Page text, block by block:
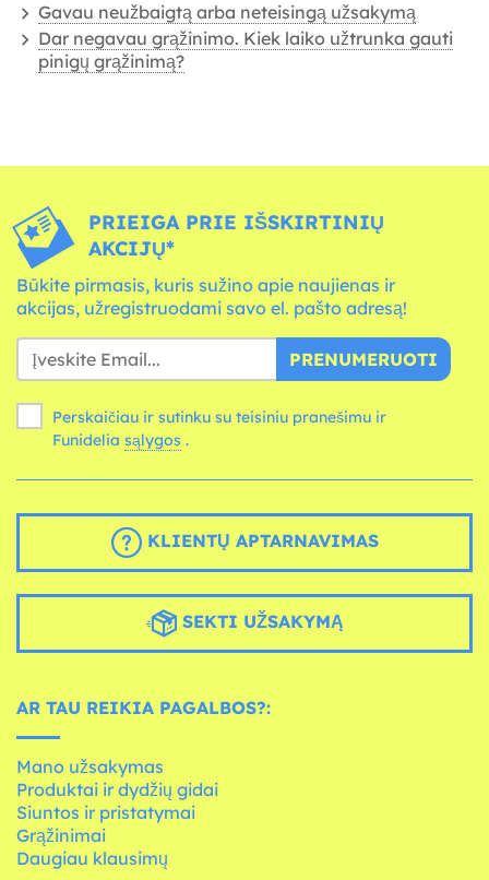
Gavau neužbaigtą arba neteisingą užsakymą
Dar negavau grąžinimo. Kiek laiko užtrunka gauti
pinigų grąžinimą?
PRIEIGA PRIE IŠSKIRTINIŲ
AKCIJŲ*
Būkite pirmasis, kuris sužino apie naujienas ir
akcijas, užregistruodami savo el. pašto adresą!
PRENUMERUOTI
Perskaičiau ir sutinku su teisiniu pranešimu ir
Funidelia sąlygos .
KLIENTŲ APTARNAVIMAS
SEKTI UŽSAKYMĄ
AR TAU REIKIA PAGALBOS?:
Mano užsakymas
Produktai ir dydžių gidai
Siuntos ir pristatymai
Grąžinimai
Daugiau klausimų